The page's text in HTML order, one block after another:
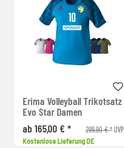
Erima Volleyball Trikotsatz
Evo Star Damen
ab 165,00 € *
299,90 € *UVP
Kostenlose Lieferung DE